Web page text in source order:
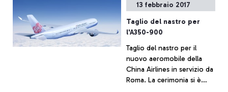
13 febbraio 2017
Taglio del nastro per
l'A350-900
Taglio del nastro per il
nuovo aeromobile della
China Airlines in servizio da
Roma. La cerimonia si è